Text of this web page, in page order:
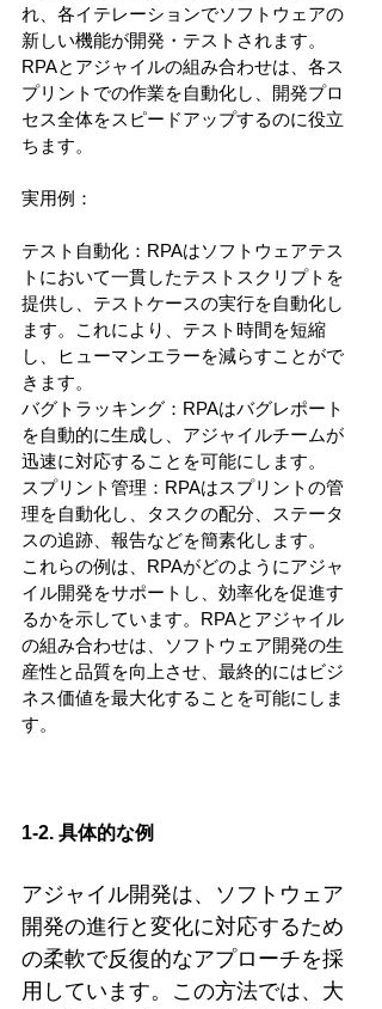
れ、各イテレーションでソフトウェアの
新しい機能が開発・テストされます。
RPAとアジャイルの組み合わせは、各ス
プリントでの作業を自動化し、開発プロ
セス全体をスピードアップするのに役立
ちます。
実用例：
テスト自動化：RPAはソフトウェアテス
トにおいて一貫したテストスクリプトを
提供し、テストケースの実行を自動化し
ます。これにより、テスト時間を短縮
し、ヒューマンエラーを減らすことがで
きます。
バグトラッキング：RPAはバグレポート
を自動的に生成し、アジャイルチームが
迅速に対応することを可能にします。
スプリント管理：RPAはスプリントの管
理を自動化し、タスクの配分、ステータ
スの追跡、報告などを簡素化します。
これらの例は、RPAがどのようにアジャ
イル開発をサポートし、効率化を促進す
るかを示しています。RPAとアジャイル
の組み合わせは、ソフトウェア開発の生
産性と品質を向上させ、最終的にはビジ
ネス価値を最大化することを可能にしま
す。
1-2. 具体的な例
アジャイル開発は、ソフトウェア
開発の進行と変化に対応するため
の柔軟で反復的なアプローチを採
用しています。この方法では、大